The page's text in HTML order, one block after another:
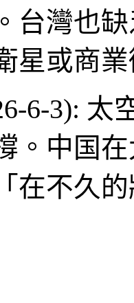
台灣也
星或商
6-3): 太
。中 国
在不久